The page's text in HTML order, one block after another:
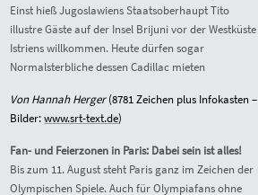
Einst hieß Jugoslawiens Staatsoberhaupt Tito
illustre Gäste auf der Insel Brijuni vor der Westküste
Istriens willkommen. Heute dürfen sogar
Normalsterbliche dessen Cadillac mieten
Von Hannah Herger(8781Zeichen plus Infokasten –
Bilder:www.srt-text.de)
Fan- und Feierzonen in Paris: Dabei sein ist alles!
Bis zum 11. August steht Paris ganz im Zeichen der
Olympischen Spiele. Auch für Olympiafans ohne